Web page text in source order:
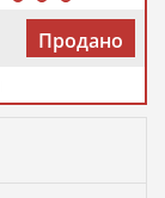
Продано